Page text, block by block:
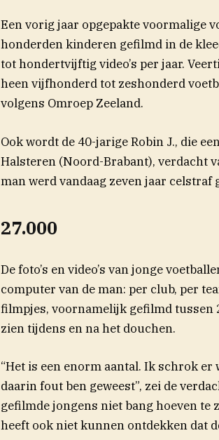
Een vorig jaar opgepakte voormalige
honderden kinderen gefilmd in de
tot hondertvijftig video’s per jaar.
heen vijfhonderd tot zeshonderd
volgens Omroep Zeeland(opent in
.
Ook wordt de 40-jarige Robin J., die
Halsteren (opent in nieuw venster)
(Noord-Brabant), verdacht
man werd vandaag zeven jaar celstraf
27.000
De foto’s en video’s van jonge
computer van de man: per club, per
filmpjes, voornamelijk gefilmd tussen
zien tijdens en na het douchen.
“Het is een enorm aantal. Ik schrok er
daarin fout ben geweest”, zei de
gefilmde jongens niet bang hoeven te
heeft ook niet kunnen ontdekken dat